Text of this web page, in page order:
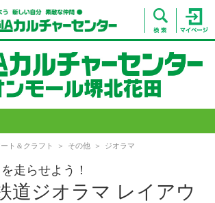
ト＆クラフト その他 ジオラマ
走らせよう！
道ジオラマ レイアウ